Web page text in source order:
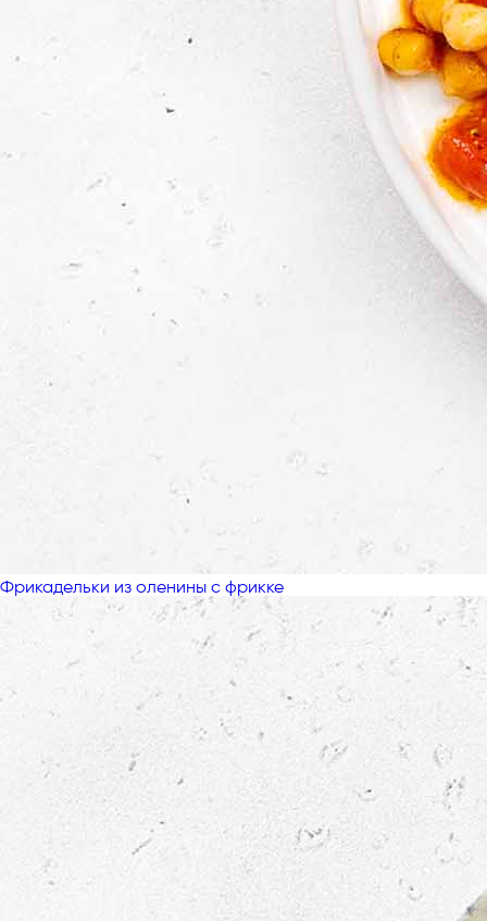
Фрикадельки из оленины с фрикке